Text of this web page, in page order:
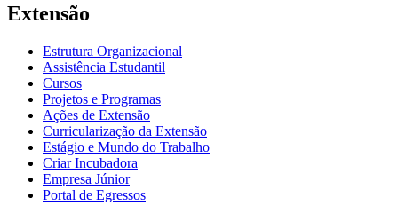
Extensão
Estrutura Organizacional
Assistência Estudantil
Cursos
Projetos e Programas
Ações de Extensão
Curricularização da Extensão
Estágio e Mundo do Trabalho
Criar Incubadora
Empresa Júnior
Portal de Egressos